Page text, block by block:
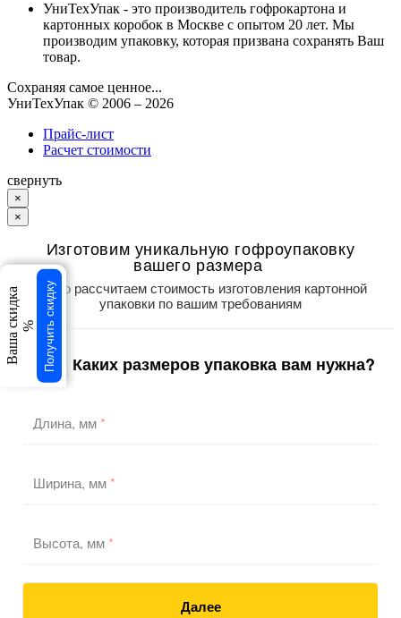
УниТехУпак - это производитель гофрокартона и
картонных коробок в Москве с опытом 20 лет. Мы
производим упаковку, которая призвана сохранять Ваш
товар.
Сохраняя самое ценное...
УниТехУпак © 2006 – 2026
Прайс-лист
Расчет стоимости
свернуть
×
×
Изготовим уникальную гофроупаковку
вашего размера
Точно рассчитаем стоимость изготовления картонной
упаковки по вашим требованиям
/3 Каких размеров упаковка вам нужна?
Длина, мм*
Ширина, мм*
Высота, мм*
Далее
Ваша скидка % Получить скидку